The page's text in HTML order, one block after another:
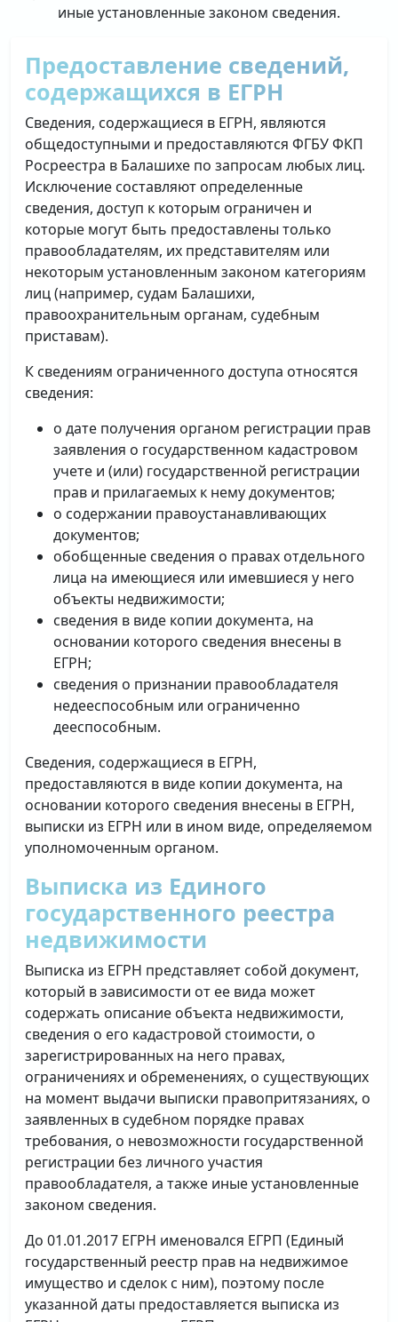
иные установленные законом сведения.
Предоставление сведений,
содержащихся в ЕГРН
Сведения, содержащиеся в ЕГРН, являются
общедоступными и предоставляются ФГБУ ФКП
Росреестра в Балашихе по запросам любых лиц.
Исключение составляют определенные
сведения, доступ к которым ограничен и
которые могут быть предоставлены только
правообладателям, их представителям или
некоторым установленным законом категориям
лиц (например, судам Балашихи,
правоохранительным органам, судебным
приставам).
К сведениям ограниченного доступа относятся
сведения:
о дате получения органом регистрации прав
заявления о государственном кадастровом
учете и (или) государственной регистрации
прав и прилагаемых к нему документов;
о содержании правоустанавливающих
документов;
обобщенные сведения о правах отдельного
лица на имеющиеся или имевшиеся у него
объекты недвижимости;
сведения в виде копии документа, на
основании которого сведения внесены в
ЕГРН;
сведения о признании правообладателя
недееспособным или ограниченно
дееспособным.
Сведения, содержащиеся в ЕГРН,
предоставляются в виде копии документа, на
основании которого сведения внесены в ЕГРН,
выписки из ЕГРН или в ином виде, определяемом
уполномоченным органом.
Выписка из Единого
государственного реестра
недвижимости
Выписка из ЕГРН представляет собой документ,
который в зависимости от ее вида может
содержать описание объекта недвижимости,
сведения о его кадастровой стоимости, о
зарегистрированных на него правах,
ограничениях и обременениях, о существующих
на момент выдачи выписки правопритязаниях, о
заявленных в судебном порядке правах
требования, о невозможности государственной
регистрации без личного участия
правообладателя, а также иные установленные
законом сведения.
До 01.01.2017 ЕГРН именовался ЕГРП (Единый
государственный реестр прав на недвижимое
имущество и сделок с ним), поэтому после
указанной даты предоставляется выписка из